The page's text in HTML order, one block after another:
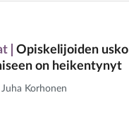
Opiskelijoiden usko
on heikentynyt
Juha Korhonen